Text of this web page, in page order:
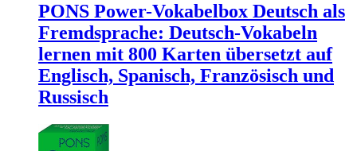
PONS Power-Vokabelbox Deutsch als
Fremdsprache: Deutsch-Vokabeln
lernen mit 800 Karten übersetzt auf
Englisch, Spanisch, Französisch und
Russisch